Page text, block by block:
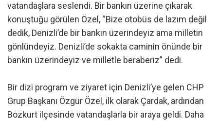
vatandaşlara seslendi. Bir bankın üzerine çıkarak
konuştuğu görülen Özel, “Bize otobüs de lazım değil
dedik, Denizli’de bir bankın üzerindeyiz ama milletin
gönlündeyiz. Denizli’de sokakta caminin önünde bir
bankın üzerindeyiz ve milletle beraberiz” dedi.
Bir dizi program ve ziyaret için Denizli’ye gelen CHP
Grup Başkanı Özgür Özel, ilk olarak Çardak, ardından
Bozkurt ilçesinde vatandaşlarla bir araya geldi. Daha